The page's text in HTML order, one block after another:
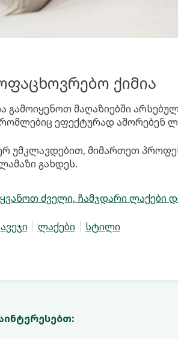
ქიმია
გამოიყენოთ მაღაზიებში
რომლებიც ეფექტურად აშორებენ
უმკლავდებით, მიმართეთ
გახდეს.
ძველი, ჩამჯდარი ლაქები
ავეჯი ლაქები სტილი